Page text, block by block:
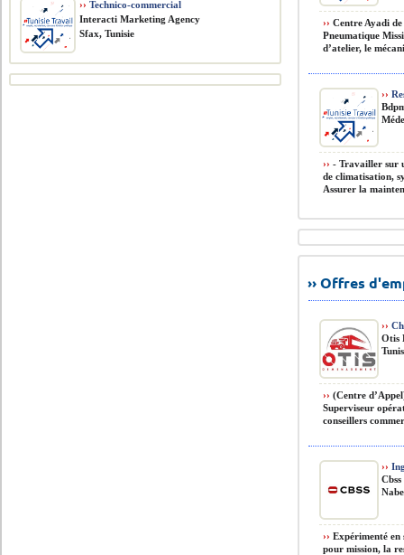
›› Centre Ayadi
Pneumatique
d’atelier, le
››
›› - Travailler sur
de climatisation,
Assurer la
›› Offres
››
Otis
›› (Centre
Superviseur
conseillers
››
Cbss
›› Expérimenté en
pour mission, la
›› Technico-commercial
Interacti Marketing Agency
Sfax, Tunisie